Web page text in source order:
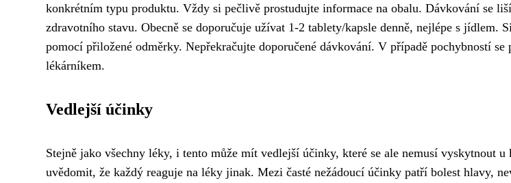
konkrétním typu produktu. Vždy si pečlivě prostudujte informace na obalu. Dávkování se
zdravotního stavu. Obecně se doporučuje užívat 1-2 tablety/kapsle denně, nejlépe s jídlem.
pomocí přiložené odměrky. Nepřekračujte doporučené dávkování. V případě pochybností se
lékárníkem.
Vedlejší účinky
Stejně jako všechny léky, i tento může mít vedlejší účinky, které se ale nemusí vyskytnout u
uvědomit, že každý reaguje na léky jinak. Mezi časté nežádoucí účinky patří bolest hlavy,